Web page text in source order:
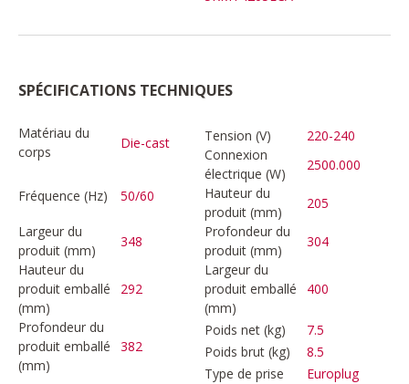
SPÉCIFICATIONS TECHNIQUES
Matériau du
corps
Die-cast Tension (V)
220-240
Connexion
électrique (W)
2500.000
Fréquence (Hz)
50/60
Hauteur du
produit (mm)
205
Largeur du
produit (mm)
348
Profondeur du
produit (mm)
304
Hauteur du
produit emballé
(mm)
292
Largeur du
produit emballé
(mm)
400
Profondeur du
produit emballé
(mm)
382
Poids net (kg)
7.5
Poids brut (kg)
8.5
Type de prise
Europlug